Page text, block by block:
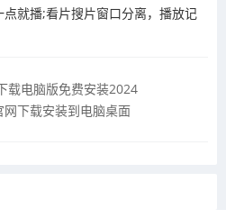
就播;看片搜片窗口分离，播放记
载电脑版免费安装2024
下载安装到电脑桌面